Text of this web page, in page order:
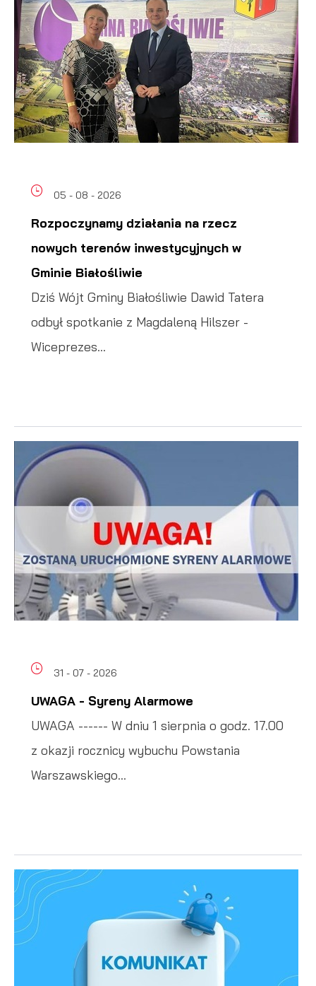
05 - 08 - 2026
Rozpoczynamy działania na rzecz
nowych terenów inwestycyjnych w
Gminie Białośliwie
Dziś Wójt Gminy Białośliwie Dawid Tatera
odbył spotkanie z Magdaleną Hilszer -
Wiceprezes...
31 - 07 - 2026
UWAGA - Syreny Alarmowe
UWAGA ------ W dniu 1 sierpnia o godz. 17.00
z okazji rocznicy wybuchu Powstania
Warszawskiego...